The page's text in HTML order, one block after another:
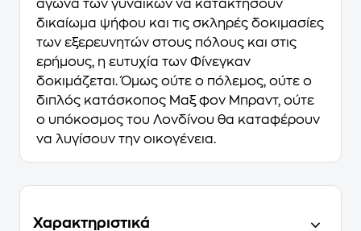
αγώνα των γυναικών να κατακτήσουν
δικαίωμα ψήφου και τις σκληρές δοκιμασίες
των εξερευνητών στους πόλους και στις
ερήμους, η ευτυχία των Φίνεγκαν
δοκιμάζεται. Όμως ούτε ο πόλεμος, ούτε ο
διπλός κατάσκοπος Μαξ φον Μπραντ, ούτε
ο υπόκοσμος του Λονδίνου θα καταφέρουν
να λυγίσουν την οικογένεια.
Χαρακτηριστικά